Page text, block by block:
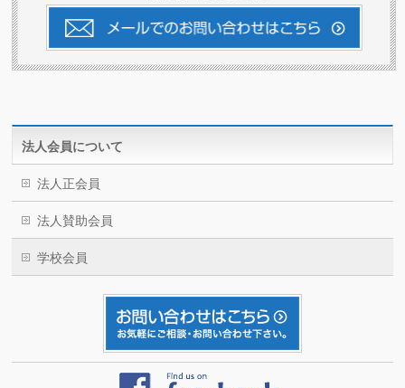
法人会員について
法人正会員
法人賛助会員
学校会員